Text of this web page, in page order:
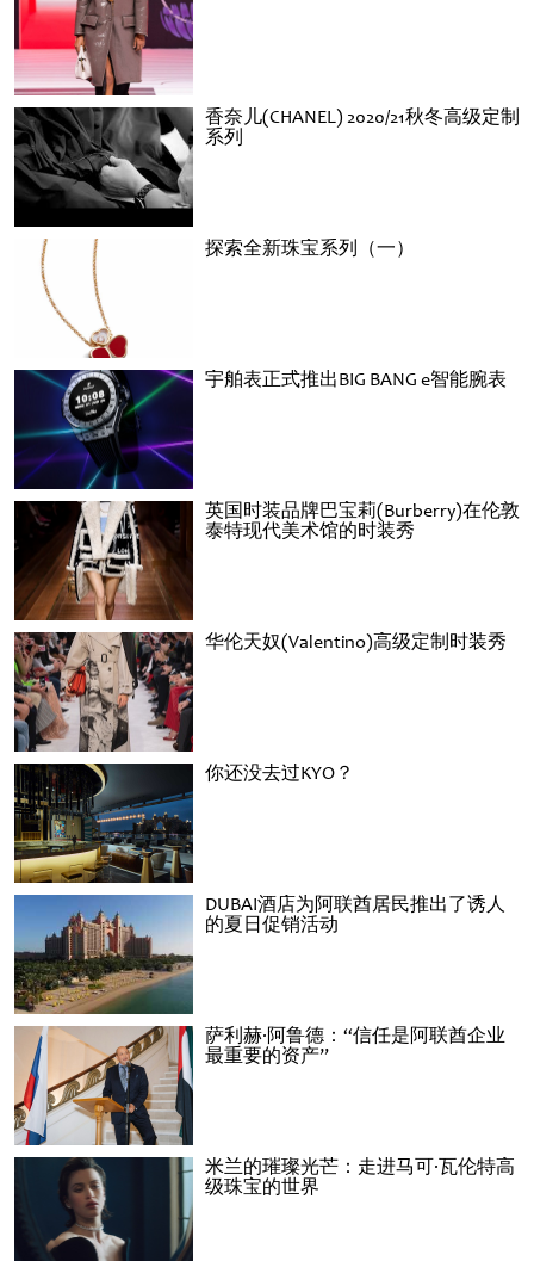
香奈儿(CHANEL) 2020/21秋冬高级定制
系列
探索全新珠宝系列（一）
宇舶表正式推出BIG BANG e智能腕表
英国时装品牌巴宝莉(Burberry)在伦敦
泰特现代美术馆的时装秀
华伦天奴(Valentino)高级定制时装秀
你还没去过KYO？
DUBAI酒店为阿联酋居民推出了诱人
的夏日促销活动
萨利赫·阿鲁德：“信任是阿联酋企业
最重要的资产”
米兰的璀璨光芒：走进马可·瓦伦特高
级珠宝的世界